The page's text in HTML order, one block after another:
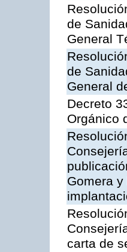
de
General
de
General
Decreto
Orgánico
Gomera
carta de